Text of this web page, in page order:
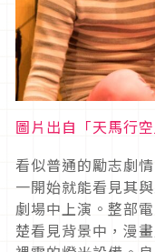
圖片出自「天馬行空
看似普通的勵志劇
一開始就能看見其
劇場中上演。整部
楚看見背景中，漫